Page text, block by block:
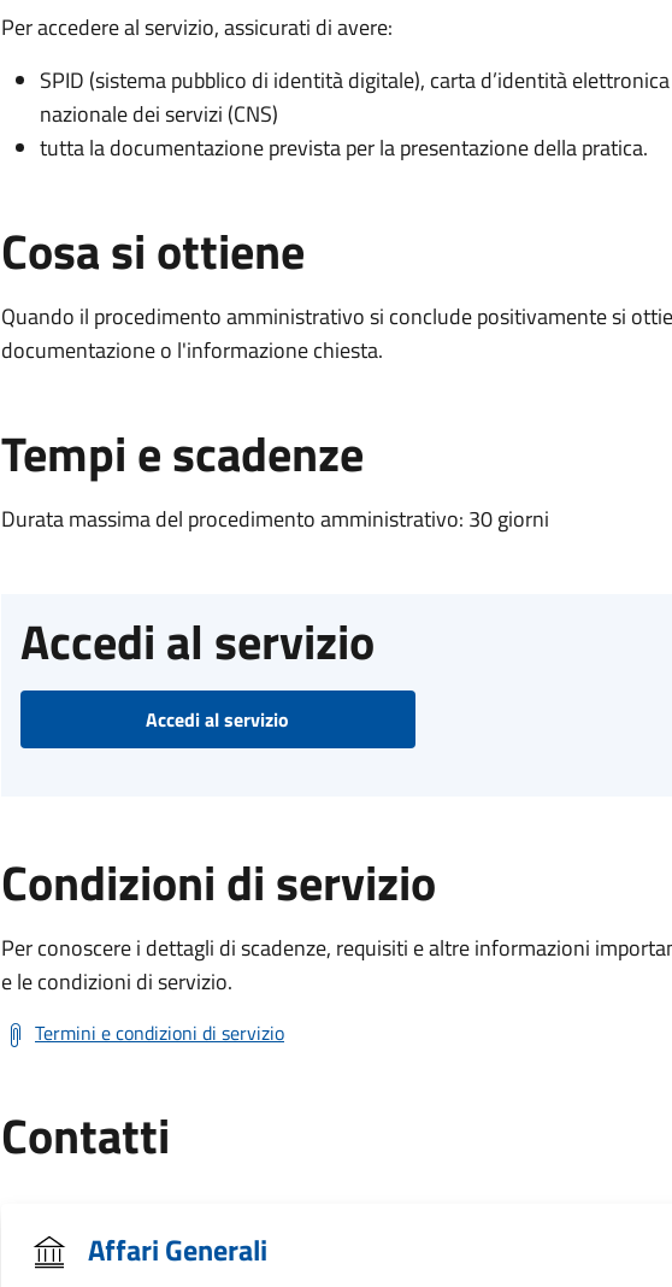
Per accedere al servizio, assicurati di avere:
SPID (sistema pubblico di identità digitale), carta d’identità elettronica
nazionale dei servizi (CNS)
tutta la documentazione prevista per la presentazione della pratica.
Cosa si ottiene
Quando il procedimento amministrativo si conclude positivamente si
documentazione o l'informazione chiesta.
Tempi e scadenze
Durata massima del procedimento amministrativo: 30 giorni
Accedi al servizio
Accedi al servizio
Condizioni di servizio
Per conoscere i dettagli di scadenze, requisiti e altre informazioni
e le condizioni di servizio.
Termini e condizioni di servizio
Contatti
Affari Generali